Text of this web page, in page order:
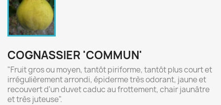
COGNASSIER 'COMMUN'
"Fruit gros ou moyen, tantôt piriforme, tantôt plus court et
irrégulièrement arrondi, épiderme très odorant, jaune et
recouvert d'un duvet caduc au frottement, chair jaunâtre
et très juteuse".